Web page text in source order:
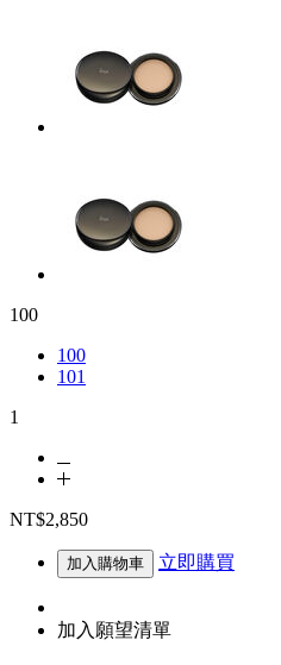
100
100
101
1
NT$2,850
加入購物車 立即購買
加入願望清單